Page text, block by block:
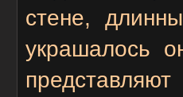
стене,
украшалось